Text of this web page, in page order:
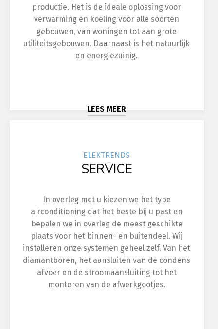
productie. Het is de ideale oplossing voor
verwarming en koeling voor alle soorten
gebouwen, van woningen tot aan grote
utiliteitsgebouwen. Daarnaast is het natuurlijk
en energiezuinig.
LEES MEER
ELEKTRENDS
SERVICE
In overleg met u kiezen we het type
airconditioning dat het beste bij u past en
bepalen we in overleg de meest geschikte
plaats voor het binnen- en buitendeel. Wij
installeren onze systemen geheel zelf. Van het
diamantboren, het aansluiten van de condens
afvoer en de stroomaansluiting tot het
monteren van de afwerkgootjes.